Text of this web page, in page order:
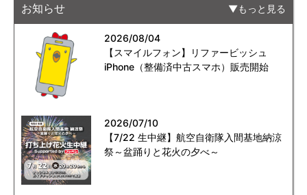
お知らせ もっと見る
2026/08/04
【スマイルフォン】リファービッシュ
iPhone（整備済中古スマホ）販売開始
2026/07/10
【7/22 生中継】航空自衛隊入間基地納涼
祭～盆踊りと花火の夕べ～